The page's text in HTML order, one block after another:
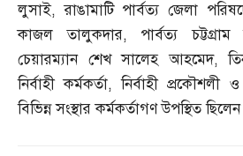
লুসাই,রাঙামাটি পার্বত্য জেলা
কাজল তালুকদার, পার্বত্য
চেয়ারম্যান শেখ সালেহ আহমেদ,
নির্বাহী কর্মকর্তা,নির্বাহী প্রকৌশলী ও
বিভিন্ন সংস্থার কর্মকর্তাগণ উপস্থিত